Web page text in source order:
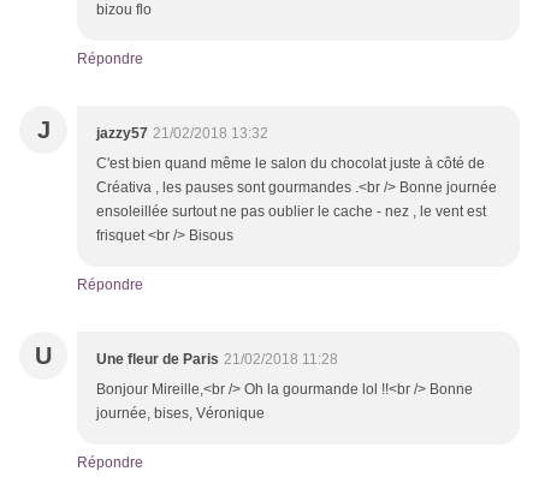
bizou flo
Répondre
J jazzy57 21/02/2018 13:32
C'est bien quand même le salon du chocolat juste à côté de
Créativa , les pauses sont gourmandes .<br /> Bonne journée
ensoleillée surtout ne pas oublier le cache - nez , le vent est
frisquet <br /> Bisous
Répondre
U Une fleur de Paris 21/02/2018 11:28
Bonjour Mireille,<br /> Oh la gourmande lol !!<br /> Bonne
journée, bises, Véronique
Répondre